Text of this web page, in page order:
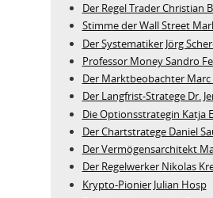
Der Regel Trader Christian
Stimme der Wall Street
Der Systematiker Jörg
Professor Money Sandro
Der Marktbeobachter Marc
Der Langfrist-Stratege Dr.
Die Optionsstrategin Katja
Der Chartstratege Daniel
Der Vermögensarchitekt
Der Regelwerker Nikolas
Krypto-Pionier Julian Hosp